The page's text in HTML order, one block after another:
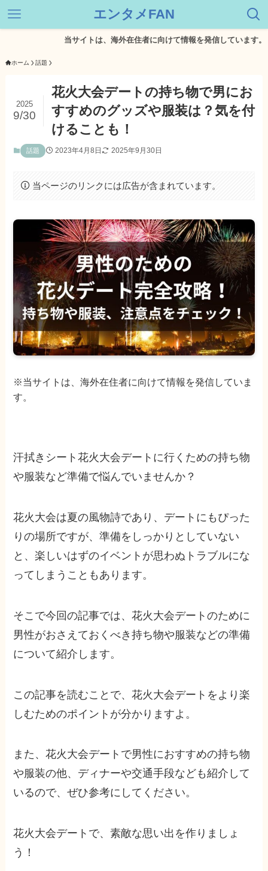
エンタメFAN
当サイトは、海外在住者に向けて情報を発信しています。
ホーム 話題
花火大会デートの持ち物で男にお
すすめのグッズや服装は？気を付
けることも！
2025
9/30
話題 2023年4月8日 2025年9月30日
当ページのリンクには広告が含まれています。
※当サイトは、海外在住者に向けて情報を発信していま
す。
汗拭きシート花火大会デートに行くための持ち物
や服装など準備で悩んでいませんか？
花火大会は夏の風物詩であり、デートにもぴった
りの場所ですが、準備をしっかりとしていない
と、楽しいはずのイベントが思わぬトラブルにな
ってしまうこともあります。
そこで今回の記事では、花火大会デートのために
男性がおさえておくべき持ち物や服装などの準備
について紹介します。
この記事を読むことで、花火大会デートをより楽
しむためのポイントが分かりますよ。
また、花火大会デートで男性におすすめの持ち物
や服装の他、ディナーや交通手段なども紹介して
いるので、ぜひ参考にしてください。
花火大会デートで、素敵な思い出を作りましょ
う！